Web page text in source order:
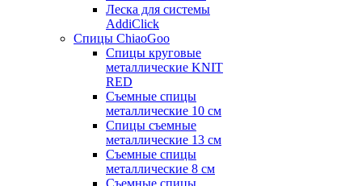
Леска для системы
AddiClick
Спицы ChiaoGoo
Спицы круговые
металлические KNIT
RED
Съемные спицы
металлические 10 см
Спицы съемные
металлические 13 см
Съемные спицы
металлические 8 см
Съемные спицы